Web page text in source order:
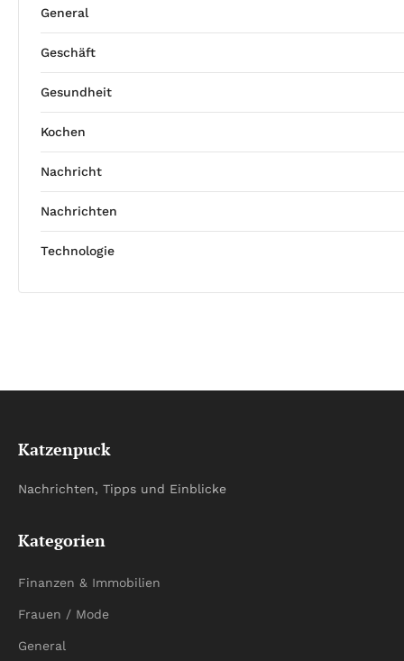
General
Geschäft
Gesundheit
Kochen
Nachricht
Nachrichten
Technologie
Katzenpuck
Nachrichten, Tipps und Einblicke
Kategorien
Finanzen & Immobilien
Frauen / Mode
General